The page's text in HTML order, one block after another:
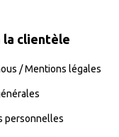
la clientèle
/ Mentions légales
personnelles